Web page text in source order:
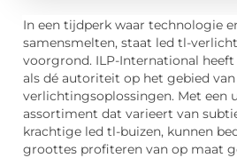
In een tijdperk waar technologie
samensmelten, staat led tl-
voorgrond. ILP-International
als dé autoriteit op het gebied van
verlichtingsoplossingen. Met een
assortiment dat varieert van
krachtige led tl-buizen, kunnen
groottes profiteren van op maat